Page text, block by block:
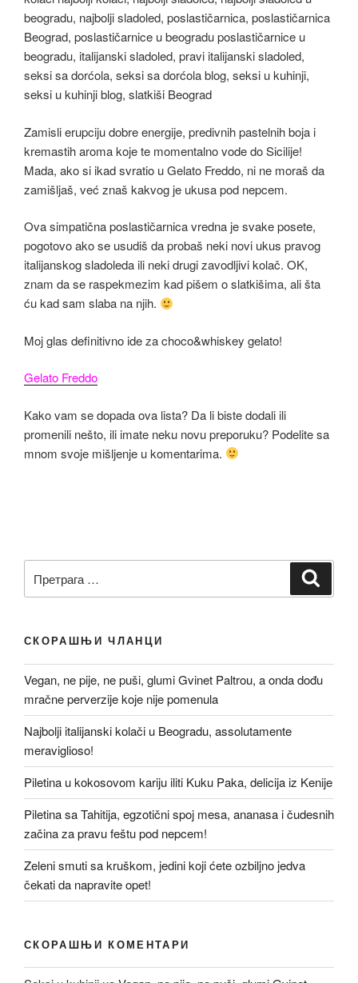
Zamisli erupciju dobre energije, predivnih pastelnih boja i
kremastih aroma koje te momentalno vode do Sicilije!
Mada, ako si ikad svratio u Gelato Freddo, ni ne moraš da
zamišljaš, već znaš kakvog je ukusa pod nepcem.
Ova simpatična poslastičarnica vredna je svake posete,
pogotovo ako se usudiš da probaš neki novi ukus pravog
italijanskog sladoleda ili neki drugi zavodljivi kolač. OK,
znam da se raspekmezim kad pišem o slatkišima, ali šta
ću kad sam slaba na njih.
Moj glas definitivno ide za choco&whiskey gelato!
Gelato Freddo
Kako vam se dopada ova lista? Da li biste dodali ili
promenili nešto, ili imate neku novu preporuku? Podelite sa
mnom svoje mišljenje u komentarima.
за:
СКОРАШЊИ ЧЛАНЦИ
Vegan, ne pije, ne puši, glumi Gvinet Paltrou, a onda dođu
mračne perverzije koje nije pomenula
Najbolji italijanski kolači u Beogradu, assolutamente
meraviglioso!
Piletina u kokosovom kariju iliti Kuku Paka, delicija iz Kenije
Piletina sa Tahitija, egzotični spoj mesa, ananasa i čudesnih
začina za pravu feštu pod nepcem!
Zeleni smuti sa kruškom, jedini koji ćete ozbiljno jedva
čekati da napravite opet!
СКОРАШЊИ КОМЕНТАРИ